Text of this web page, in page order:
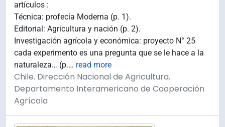
artículos :
Técnica: profecía Moderna (p. 1).
Editorial: Agricultura y nación (p. 2).
Investigación agrícola y económica: proyecto N° 25
cada experimento es una pregunta que se le hace a la
naturaleza… (p.… read more
Chile. Dirección Nacional de Agricultura.
Departamento Interamericano de Cooperación
Agrícola